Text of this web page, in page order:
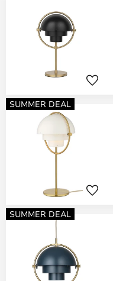
SUMMER DEAL
SUMMER DEAL